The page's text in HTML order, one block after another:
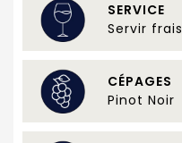
SERVICE
Servir frais
CÉPAGES
Pinot Noir